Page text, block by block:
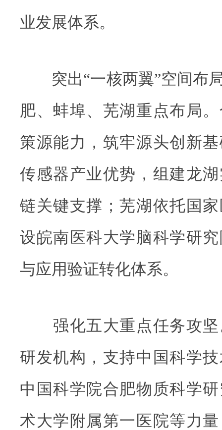
业发展体系。
突出“一核两翼”空间布
肥、蚌埠、芜湖重点布局
策源能力，筑牢源头创新
传感器产业优势，组建龙
链关键支撑；芜湖依托国
设皖南医科大学脑科学研
与应用验证转化体系。
强化五大重点任务攻坚
研发机构，支持中国科学
中国科学院合肥物质科学
术大学附属第一医院等力